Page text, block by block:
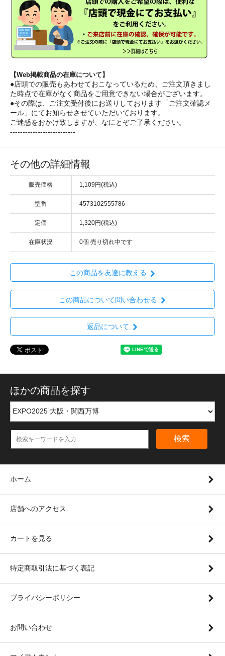
【Web掲載商品の在庫について】
●店頭での販売もあわせておこなっているため、ご注文頂きまし
た時点で在庫がなく商品をご用意できない場合がございます。
●その際は、ご注文受付後にお送りしております「ご注文確認メ
ール」にてお知らせさせていただいております。
ご迷惑をおかけ致しますが、なにとぞご了承ください。
--------------------------
その他の詳細情報
販売価格 1,109円(税込)
型番 4573102555786
定価 1,320円(税込)
在庫状況 0個 売り切れ中です
この商品を友達に教える
この商品について問い合わせる
返品について
ほかの商品を探す
検索
ホーム
店舗へのアクセス
カートを見る
特定商取引法に基づく表記
プライバシーポリシー
お問い合わせ